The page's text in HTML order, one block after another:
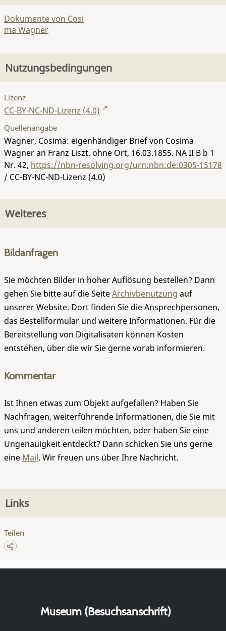
Dokumente von Cosi
ma Wagner
Nutzungsbedingungen
Lizenz
CC-BY-NC-ND-Lizenz (4.0)
Quellenangabe
Wagner, Cosima: eigenhändiger Brief von Cosima
Wagner an Franz Liszt. ohne Ort, 16.03.1855. NA II B b 1
Nr. 42, https://nbn-resolving.org/urn:nbn:de:0305-15178
/ CC-BY-NC-ND-Lizenz (4.0)
Weiteres
Bildanfragen
Sie möchten Bilder in hoher Auflösung bestellen? Dann
gehen Sie bitte auf die SeiteArchivbenutzung auf
unserer Website. Dort finden Sie die Ansprechpersonen,
das Bestellformular und weitere Informationen. Für die
Bereitstellung von Digitalisaten können Kosten
entstehen, über die wir Sie gerne vorab informieren.
Kommentar
Ist Ihnen etwas zum Objekt aufgefallen? Haben Sie
Nachfragen, weiterführende Informationen, die Sie mit
uns und anderen teilen möchten, oder haben Sie eine
Ungenauigkeit entdeckt? Dann schicken Sie uns gerne
eine Mail. Wir freuen uns über Ihre Nachricht.
Links
Teilen
Museum (Besuchsanschrift)